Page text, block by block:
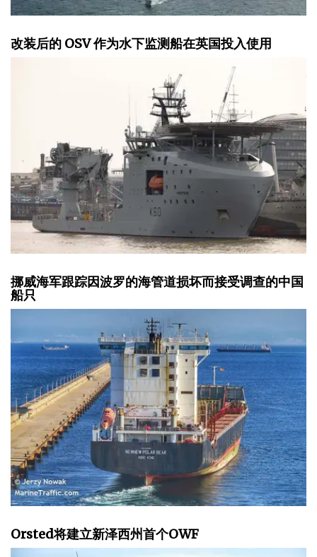
改装后的 OSV 作为水下监测船在英国投入使用
挪威海军跟踪因波罗的海管道损坏而接受调查的中国
船只
Orsted将建立新泽西州首个OWF